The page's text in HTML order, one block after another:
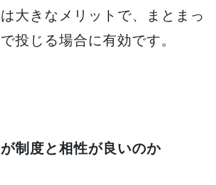
大きなメリットで、まとまっ
投じる場合に有効です。
制度と相性が良いのか